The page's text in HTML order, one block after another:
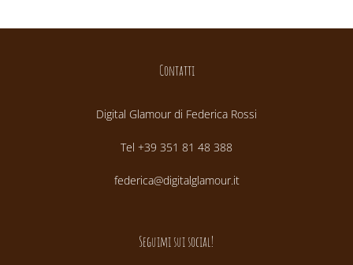
Contatti
Digital Glamour di Federica Rossi
Tel +39 351 81 48 388
federica@digitalglamour.it
Seguimi sui social!